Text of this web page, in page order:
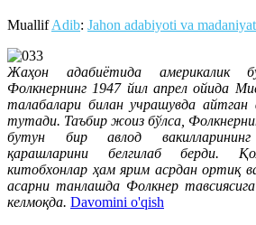
MuallifAdib: Jahon adabiyoti va
Жаҳон адабиётида америкалик
Фолкнернинг 1947 йил апрел ойида
талабалари билан учрашувда
тутади. Таъбир жоиз бўлса,
бутун бир авлод
қарашларини белгилаб берди.
китобхонлар ҳам ярим асрдан ортиқ
асарни танлашда Фолкнер
келмоқда. Davomini o'qish